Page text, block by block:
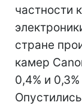
частности
стране
камер
0,4% и